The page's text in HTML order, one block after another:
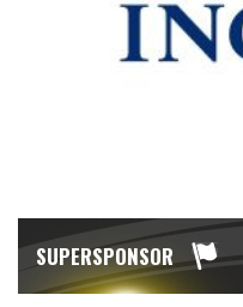
SUPERSPONSOR